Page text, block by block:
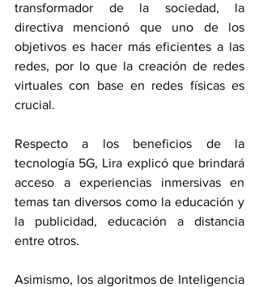
transformador de la sociedad, la
directiva mencionó que uno de los
objetivos es hacer más eficientes a las
redes, por lo que la creación de redes
virtuales con base en redes físicas es
crucial.
Respecto a los beneficios de la
tecnología 5G, Lira explicó que brindará
acceso a experiencias inmersivas en
temas tan diversos como la educación y
la publicidad, educación a distancia
entre otros.
Asimismo, los algoritmos de Inteligencia